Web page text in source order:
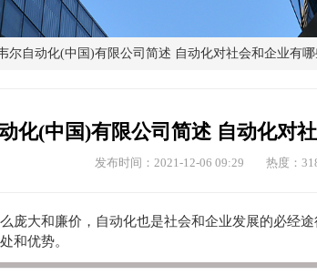
尔自动化(中国)有限公司简述 自动化对社会和企业有哪
化(中国)有限公司简述 自动化对
发布时间：2021-12-06 09:29 热度：
庞大和廉价，自动化也是社会和企业发展的必经途
和优势。